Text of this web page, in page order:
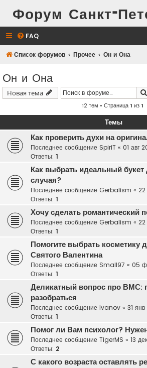
Форум Санкт-
FAQ
Список форумов Прочее Он и Она
Он и Она
Новая тема
12 тем • Страница1 из1
Темы
Как проверить духи на
Последнее сообщение SpiriT « 01 авг
Ответы: 1
Как выбрать идеальный букет
случая?
Последнее сообщение Gerbalism « 22
Ответы: 1
Хочу сделать романтический
Последнее сообщение Gerbalism « 22
Ответы: 1
Помогите выбрать косметику
Святого Валентина
Последнее сообщение Small97 « 05
Ответы: 1
Деликатный вопрос про ВМС:
разобраться
Последнее сообщение Ivanov « 31 янв
Ответы: 1
Помог ли Вам психолог?
Последнее сообщение TigerMS « 13
Ответы: 2
С какого возраста оставлять